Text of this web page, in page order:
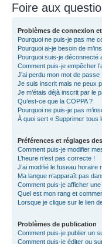
Foire aux
Problèmes de connexion
Pourquoi ne puis-je pas me
Pourquoi ai-je besoin de
Pourquoi suis-je déconnecté
Comment puis-je empêcher
J’ai perdu mon mot de passe !
Je suis inscrit mais ne peux
Je m’étais déjà inscrit par le
Qu’est-ce que la COPPA ?
Pourquoi ne puis-je pas
À quoi sert « Supprimer tous
Préférences et réglages
Comment puis-je modifier
L’heure n’est pas correcte !
J’ai modifié le fuseau horaire
Ma langue n’apparaît pas
Comment puis-je afficher
Quel est mon rang et
Lorsque je clique sur le lien
Problèmes de publication
Comment puis-je publier un
Comment puis-je éditer ou